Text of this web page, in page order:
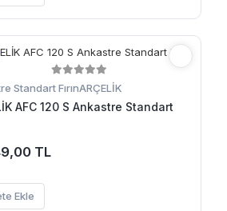
Standart FırınARÇELİK
AFC 120 S Ankastre Standart
TL
Ekle